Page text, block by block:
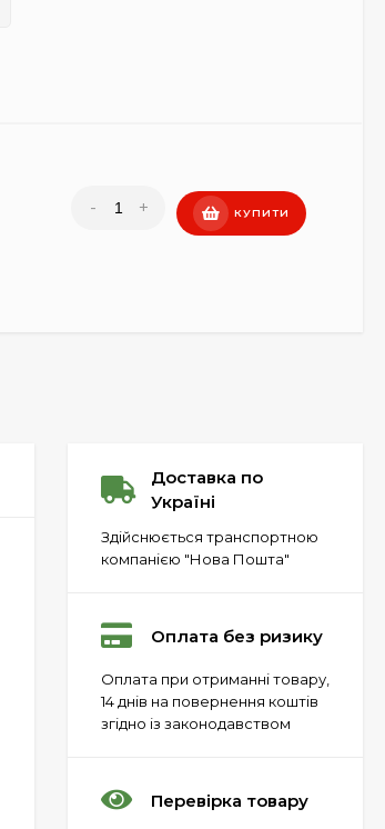
- + КУПИТИ
Доставка по
Україні
Здійснюється транспортною
компанією "Нова Пошта"
Оплата без ризику
Оплата при отриманні товару,
14 днів на повернення коштів
згідно із законодавством
Перевірка товару
пистолет Colt Special
Combat Classic
6 540 грн.
Патрони Флобера